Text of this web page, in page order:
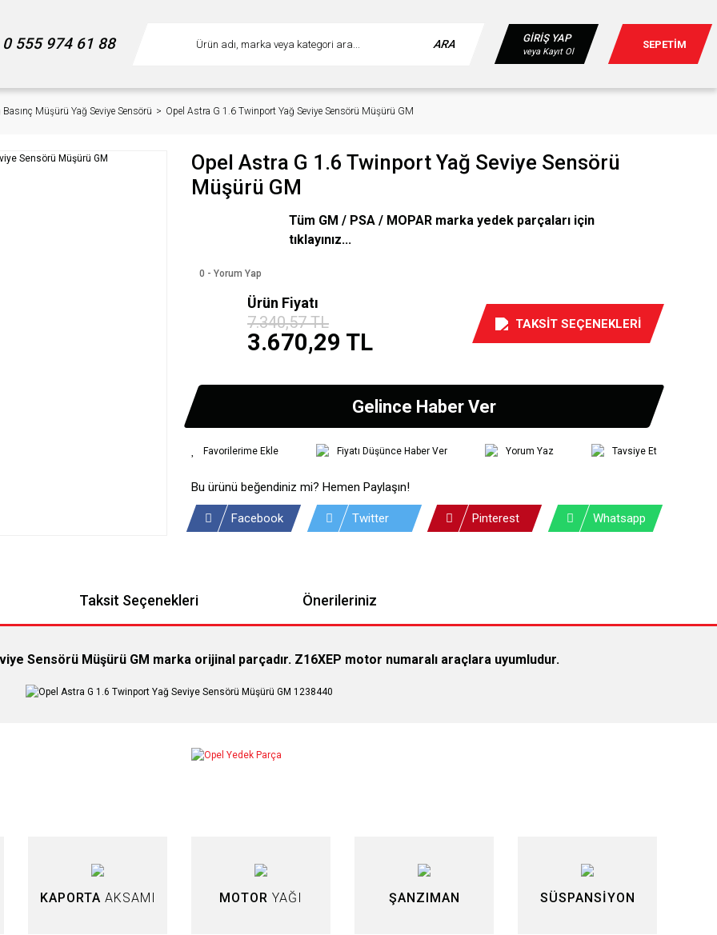
0 555 974 61 88 ARA GİRİŞ YAP
veya Kayıt Ol
SEPETİM
Basınç Müşürü Yağ Seviye Sensörü Opel Astra G 1.6 Twinport Yağ Seviye Sensörü Müşürü GM
Opel Astra G 1.6 Twinport Yağ Seviye Sensörü
Müşürü GM
Tüm GM / PSA / MOPAR marka yedek parçaları için
tıklayınız...
0 - Yorum Yap
Ürün Fiyatı
7.340,57 TL
3.670,29 TL
TAKSİT SEÇENEKLERİ
Gelince Haber Ver
Fiyatı Düşünce Haber Ver Yorum Yaz Tavsiye Et
Bu ürünü beğendiniz mi? Hemen Paylaşın!
Facebook Twitter Pinterest Whatsapp
Taksit Seçenekleri Önerileriniz
Sensörü Müşürü GM marka orijinal parçadır. Z16XEP motor numaralı araçlara uyumludur.
yetersiz gördüğünüz noktaları öneri formunu kullanarak tarafımıza iletebilirsiniz.
KAPORTA AKSAMI MOTOR YAĞI ŞANZIMAN SÜSPANSİYON